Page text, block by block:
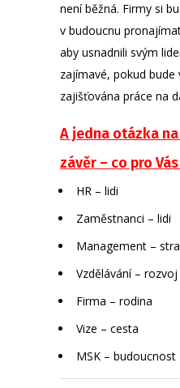
není běžná. Firmy si
v budoucnu
aby usnadnili svým
zajímavé, pokud
zajišťována práce na
A jedna otázka
závěr – co pro
HR – lidi
Zaměstnanci – lidi
Management –
Vzdělávání – rozvoj
Firma – rodina
Vize – cesta
MSK – budoucnost